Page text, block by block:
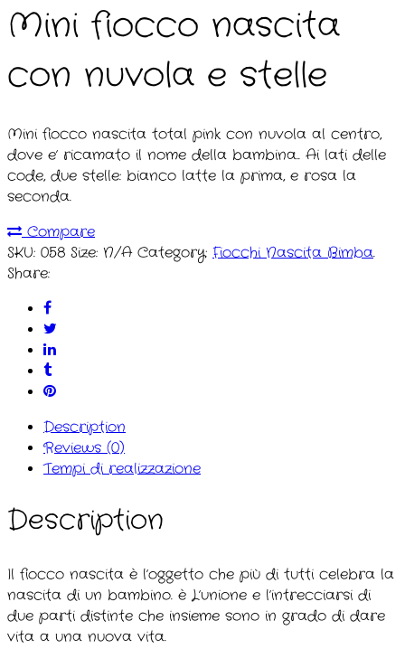
Mini fiocco nascita
con nuvola e stelle
Mini fiocco nascita total pink con nuvola al centro,
dove e’ ricamato il nome della bambina.. Ai lati delle
code, due stelle: bianco latte la prima, e rosa la
seconda.
Compare
SKU: 058 Size: N/A Category: Fiocchi Nascita Bimba.
Share:
Description
Reviews (0)
Tempi di realizzazione
Description
Il fiocco nascita è l’oggetto che più di tutti celebra la
nascita di un bambino. è L’unione e l’intrecciarsi di
due parti distinte che insieme sono in grado di dare
vita a una nuova vita.